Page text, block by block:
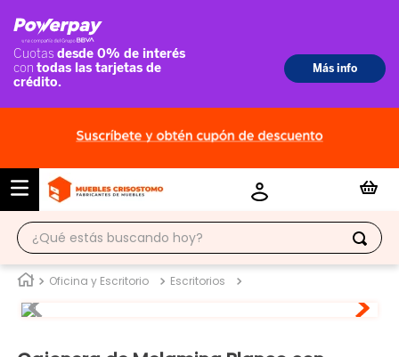
¿Qué estás buscando hoy?
Oficina y Escritorio EscritoriosTÉRMINOS MÁS BUSCADOS